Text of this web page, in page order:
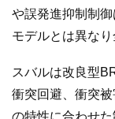
や誤発進抑制制
モデルとは異な
スバルは改良型
衝突回避、衝突
の特性に合わせ